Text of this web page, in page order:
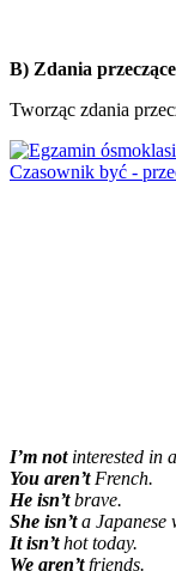
B) Zdania przeczące
Tworząc zdania
I’m notinterested in
You aren’tFrench.
He isn’tbrave.
She isn’ta Japanese
It isn’thot today.
We aren’tfriends.